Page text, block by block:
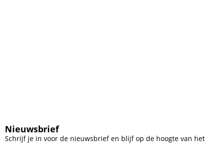
Nieuwsbrief
Schrijf je in voor de nieuwsbrief en blijf op de hoogte van het